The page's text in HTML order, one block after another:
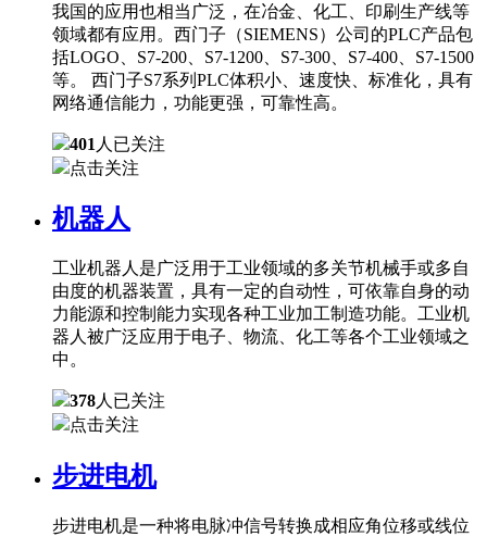
我国的应用也相当广泛，在冶金、化工、印刷生产线等
领域都有应用。西门子（SIEMENS）公司的PLC产品包
括LOGO、S7-200、S7-1200、S7-300、S7-400、S7-1500
等。 西门子S7系列PLC体积小、速度快、标准化，具有
网络通信能力，功能更强，可靠性高。
401 人已关注
点击关注
机器人
工业机器人是广泛用于工业领域的多关节机械手或多自
由度的机器装置，具有一定的自动性，可依靠自身的动
力能源和控制能力实现各种工业加工制造功能。工业机
器人被广泛应用于电子、物流、化工等各个工业领域之
中。
378人已关注
点击关注
步进电机
步进电机是一种将电脉冲信号转换成相应角位移或线位